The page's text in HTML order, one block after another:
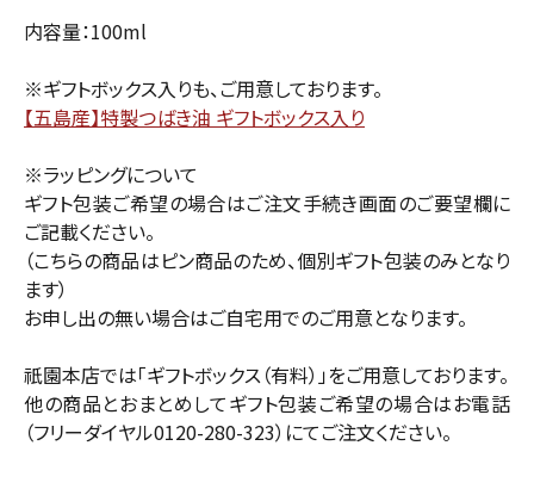
内容量：100ml
※ギフトボックス入りも、ご用意しております。
【五島産】特製つばき油 ギフトボックス入り
※ラッピングについて
ギフト包装ご希望の場合はご注文手続き画面のご要望欄に
ご記載ください。
（こちらの商品はピン商品のため、個別ギフト包装のみとなり
ます）
お申し出の無い場合はご自宅用でのご用意となります。
祇園本店では「ギフトボックス（有料）」をご用意しております。
他の商品とおまとめしてギフト包装ご希望の場合はお電話
（フリーダイヤル0120-280-323）にてご注文ください。